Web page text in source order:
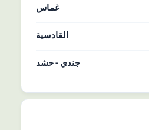
غماس
القادسية
جندي - حشد